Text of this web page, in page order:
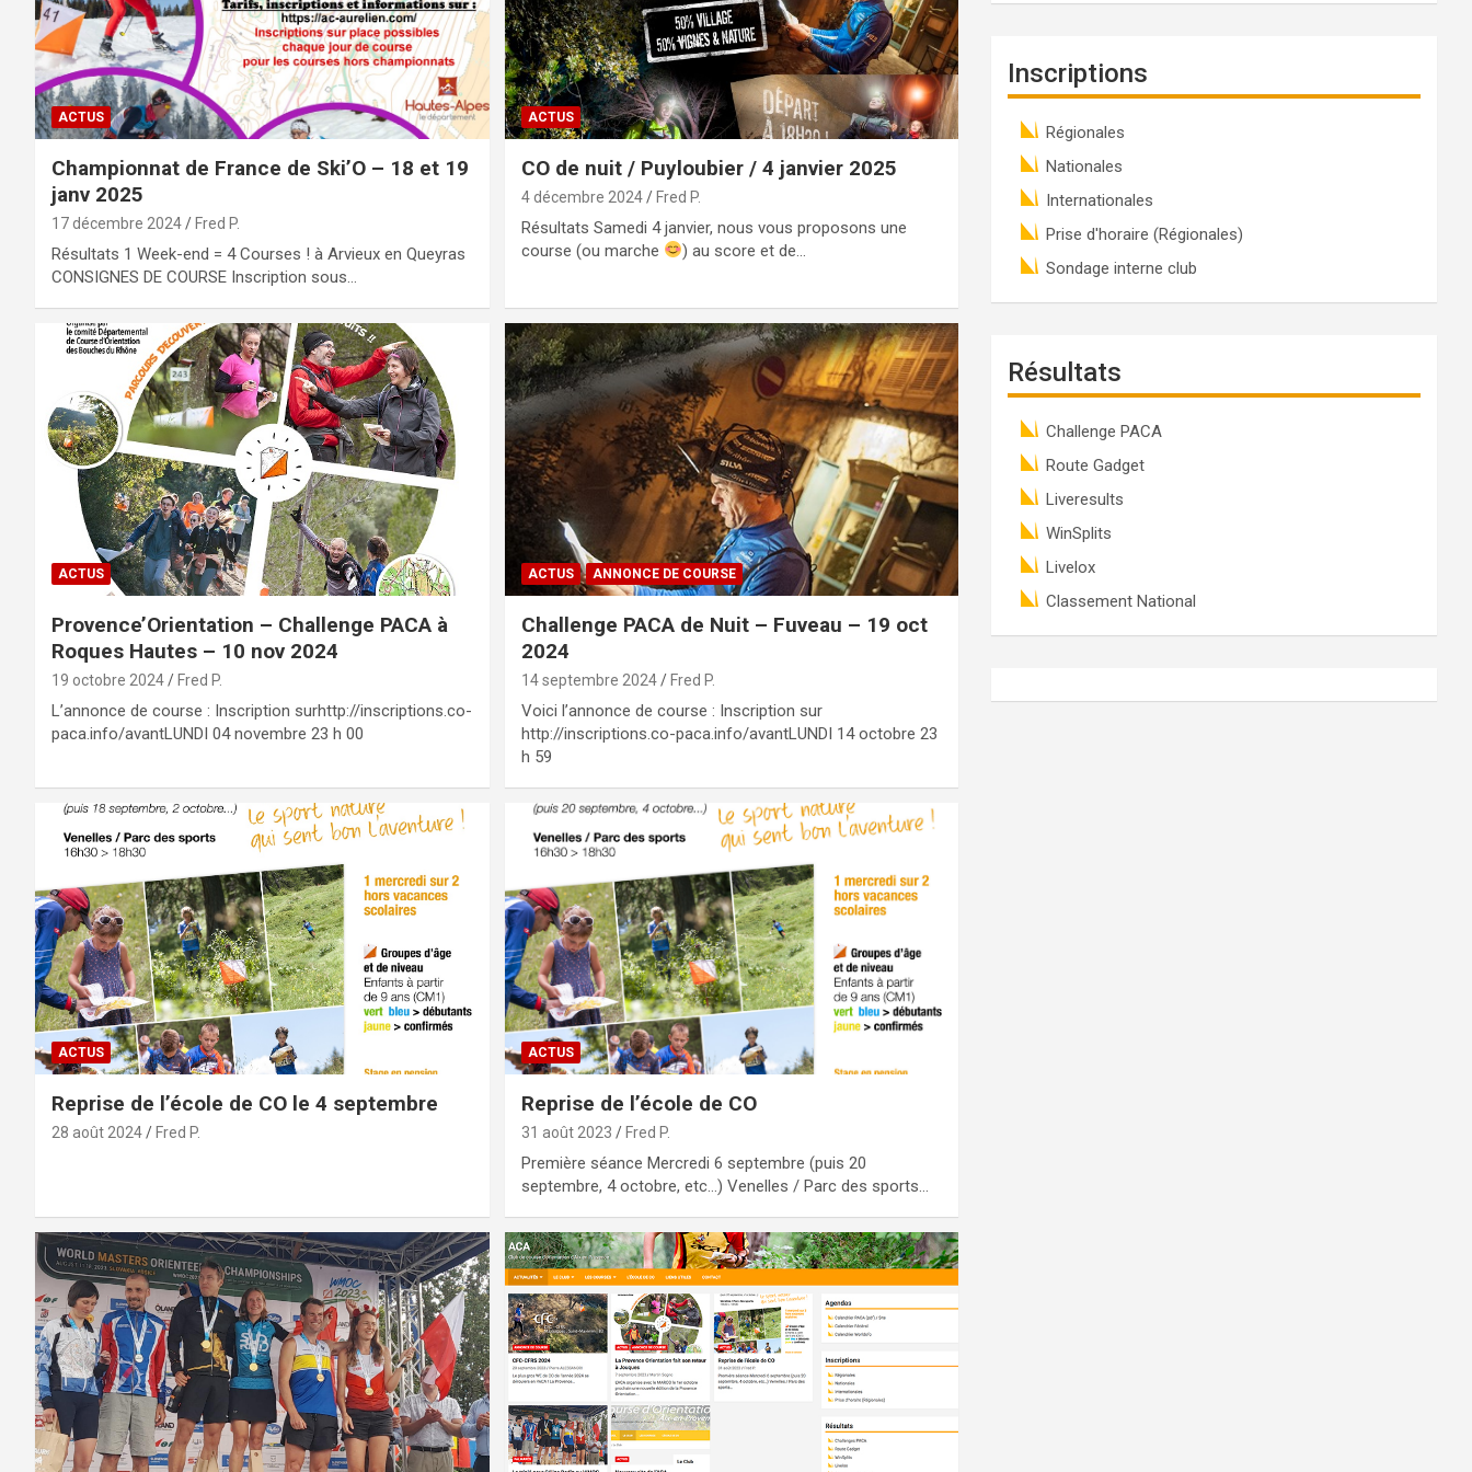
ACTUS
Championnat de France de Ski’O – 18 et 19
janv 2025
17 décembre 2024 Fred P.
Résultats 1 Week-end = 4 Courses ! à Arvieux en Queyras
CONSIGNES DE COURSE Inscription sous…
ACTUS
CO de nuit / Puyloubier / 4 janvier 2025
4 décembre 2024 Fred P.
Résultats Samedi 4 janvier, nous vous proposons une
course (ou marche
) au score et de…
ACTUS
Provence’Orientation – Challenge PACA à
Roques Hautes – 10 nov 2024
19 octobre 2024 Fred P.
L’annonce de course : Inscription surhttp://inscriptions.co-
paca.info/avantLUNDI 04 novembre 23 h 00
ACTUS ANNONCE DE COURSE
Challenge PACA de Nuit – Fuveau – 19 oct
2024
14 septembre 2024 Fred P.
Voici l’annonce de course : Inscription sur
http://inscriptions.co-paca.info/avantLUNDI 14 octobre 23
h 59
ACTUS
Reprise de l’école de CO le 4 septembre
28 août 2024 Fred P.
ACTUS
Reprise de l’école de CO
31 août 2023 Fred P.
Première séance Mercredi 6 septembre (puis 20
septembre, 4 octobre, etc…) Venelles / Parc des sports…
Inscriptions
Régionales
Nationales
Internationales
Prise d'horaire (Régionales)
Sondage interne club
Résultats
Challenge PACA
Route Gadget
Liveresults
WinSplits
Livelox
Classement National